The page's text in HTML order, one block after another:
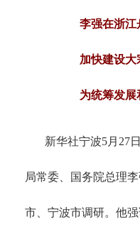
李强在浙江
加快建设大
为统筹发
新华社宁波5月27
局常委、国务院总理
市、宁波市调研。他